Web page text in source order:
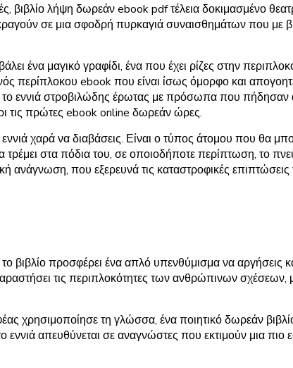
βιβλίο λήψη δωρεάν ebook pdf τέλεια δοκιμασμένο
σε μια σφοδρή πυρκαγιά συναισθημάτων που με
ένα μαγικό γραφίδι, ένα που έχει ρίζες στην
περίπλοκου ebook που είναι ίσως όμορφο και
εννιά στροβιλώδης έρωτας με πρόσωπα που πήδησαν
τις πρώτες ebook online δωρεάν ώρες.
χαρά να διαβάσεις. Είναι ο τύπος άτομου που θα
τρέμει στα πόδια του, σε οποιοδήποτε περίπτωση, το
ανάγνωση, που εξερευνά τις καταστροφικές
βιβλίο προσφέρει ένα απλό υπενθύμισμα να αργήσεις
τις περιπλοκότητες των ανθρώπινων σχέσεων,
χρησιμοποίησε τη γλώσσα, ένα ποιητικό δωρεάν
εννιά απευθύνεται σε αναγνώστες που εκτιμούν μια